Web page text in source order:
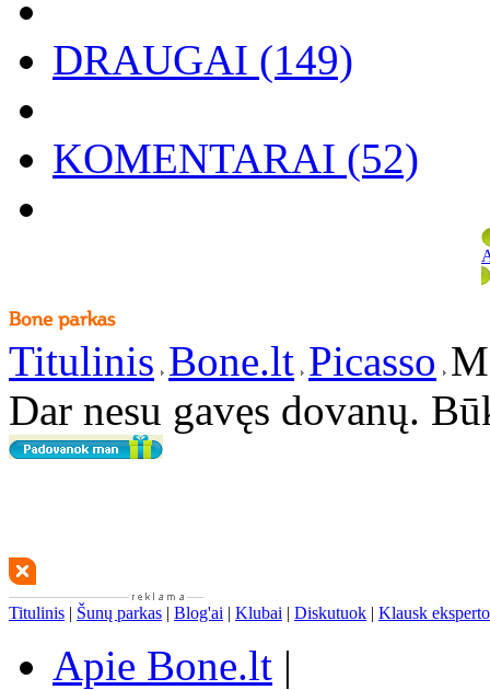
DRAUGAI (149)
KOMENTARAI (52)
Titulinis Bone.lt Picasso
Dar nesu gavęs dovanų.
Titulinis | Šunų parkas | Blog'ai | Klubai | Diskutuok | Klausk eksperto
Apie Bone.lt |